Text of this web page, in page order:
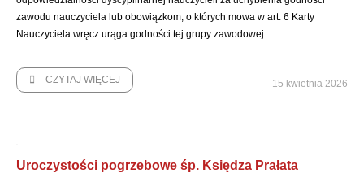
zawodu nauczyciela lub obowiązkom, o których mowa w art. 6 Karty
Nauczyciela wręcz urąga godności tej grupy zawodowej.
CZYTAJ WIĘCEJ 15 kwietnia 2026
Uroczystości pogrzebowe śp. Księdza Prałata